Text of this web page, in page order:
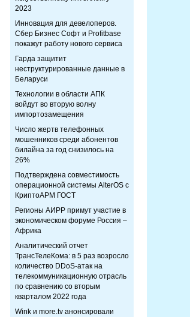
2023
Инновация для девелоперов.
Сбер Бизнес Софт и Profitbase
покажут работу нового сервиса
Гарда защитит
неструктурированные данные в
Беларуси
Технологии в области АПК
войдут во вторую волну
импортозамещения
Число жертв телефонных
мошенников среди абонентов
билайна за год снизилось на
26%
Подтверждена совместимость
операционной системы AlterOS с
КриптоАРМ ГОСТ
Регионы АИРР примут участие в
экономическом форуме Россия –
Африка
Аналитический отчет
ТрансТелеКома: в 5 раз возросло
количество DDoS-атак на
телекоммуникационную отрасль
по сравнению со вторым
кварталом 2022 года
Wink и more.tv анонсировали